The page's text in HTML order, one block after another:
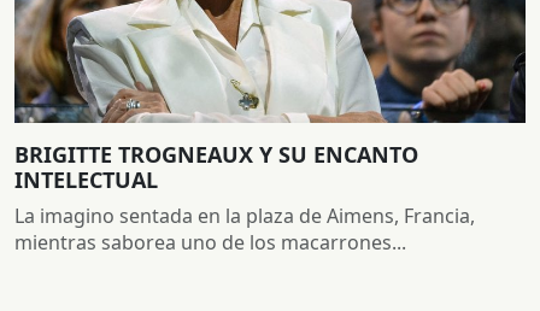
BRIGITTE TROGNEAUX Y SU ENCANTO
INTELECTUAL
La imagino sentada en la plaza de Aimens, Francia,
mientras saborea uno de los macarrones...